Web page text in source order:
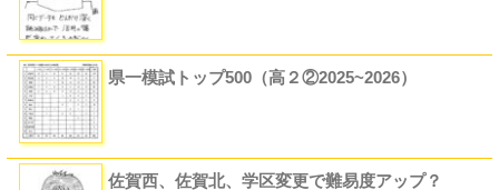
県一模試トップ500（高２②2025~2026）
佐賀西、佐賀北、学区変更で難易度アップ？